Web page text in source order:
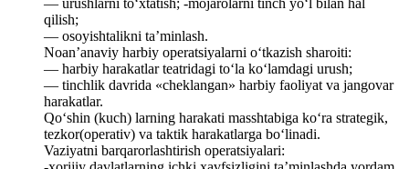
qilish;
— osoyishtalikni ta’minlash.
Noan’anaviy harbiy operatsiyalarni o‘tkazish sharoiti:
— harbiy harakatlar teatridagi to‘la ko‘lamdagi urush;
— tinchlik davrida «cheklangan» harbiy faoliyat va jangovar
harakatlar.
Qo‘shin (kuch) larning harakati masshtabiga ko‘ra strategik,
tezkor(operativ) va taktik harakatlarga bo‘linadi.
Vaziyatni barqarorlashtirish operatsiyalari: